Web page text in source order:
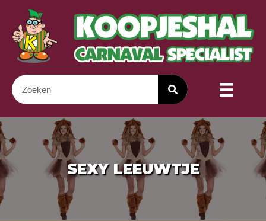
SEXY LEEUWTJE